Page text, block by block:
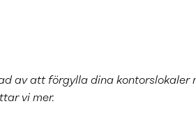
av att förgylla dina
vi mer.